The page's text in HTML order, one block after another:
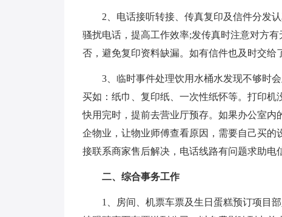
2、电话接听转接、传真复印及信件分发认
骚扰电话，提高工作效率;发传真时注意对方
否，避免复印资料缺漏。如有信件也及时交给
3、临时事件处理饮用水桶水发现不够时会
买如：纸巾、复印纸、一次性纸怀等。打印
快用完时，提前去营业厅预存。如果办公室
企物业，让物业师傅查看原因，需要自己买
接联系商家售后解决，电话线路有问题求助电
二、综合事务工作
1、房间、机票车票及生日蛋糕预订项目部